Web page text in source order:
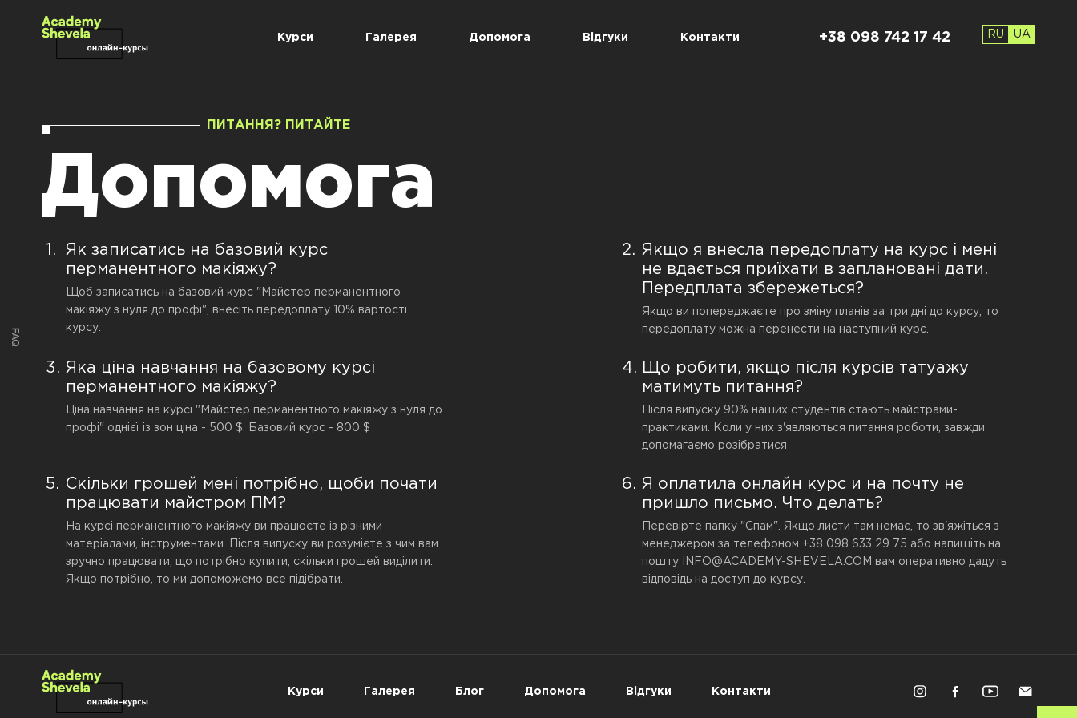
Курси Галерея Допомога Відгуки Контакти +38 098 742 17 42 RU UA
ПИТАННЯ? ПИТАЙТЕ
Допомога
FAQ
Як записатись на базовий курс
перманентного макіяжу?
Щоб записатись на базовий курс "Майстер перманентного
макіяжу з нуля до профі", внесіть передоплату 10% вартості
курсу.
Якщо я внесла передоплату на курс і мені
не вдається приїхати в заплановані дати.
Передплата збережеться?
Якщо ви попереджаєте про зміну планів за три дні до курсу, то
передоплату можна перенести на наступний курс.
Яка ціна навчання на базовому курсі
перманентного макіяжу?
Ціна навчання на курсі "Майстер перманентного макіяжу з нуля до
профі" однієї із зон ціна - 500 $. Базовий курс - 800 $
Що робити, якщо після курсів татуажу
матимуть питання?
Після випуску 90% наших студентів стають майстрами-
практиками. Коли у них з'являються питання роботи, завжди
допомагаємо розібратися
Скільки грошей мені потрібно, щоби почати
працювати майстром ПМ?
На курсі перманентного макіяжу ви працюєте із різними
матеріалами, інструментами. Після випуску ви розумієте з чим вам
зручно працювати, що потрібно купити, скільки грошей виділити.
Якщо потрібно, то ми допоможемо все підібрати.
Я оплатила онлайн курс и на почту не
пришло письмо. Что делать?
Перевірте папку "Спам". Якщо листи там немає, то зв'яжіться з
менеджером за телефоном +38 098 633 29 75 або напишіть на
пошту INFO@ACADEMY-SHEVELA.COM вам оперативно дадуть
відповідь на доступ до курсу.
Курси Галерея Блог Допомога Відгуки Контакти